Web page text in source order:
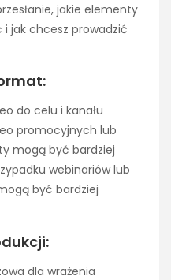
jakie elementy
jak chcesz prowadzić
do celu i kanału
promocyjnych lub
mogą być bardziej
webinariów lub
być bardziej
dla wrażenia